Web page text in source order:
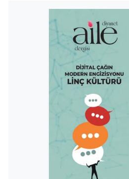
Ordu Müftülüğü
Osmaniye Müftülüğü
Rize Müftülüğü
Sakarya Müftülüğü
Samsun Müftülüğü
Siirt Müftülüğü
Sinop Müftülüğü